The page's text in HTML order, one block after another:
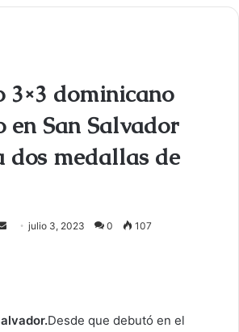
3×3 dominicano
en San Salvador
dos medallas de
r
julio 3, 2023 0 107
Desde que debutó en el